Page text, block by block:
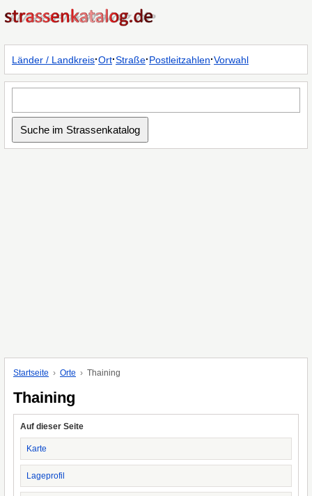
Länder / Landkreis·Ort·Straße·Postleitzahlen·Vorwahl
Startseite Orte Thaining
Thaining
Auf dieser Seite
Karte
Lageprofil